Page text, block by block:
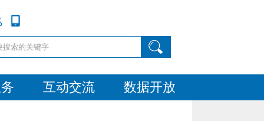
互动交流 数据开放